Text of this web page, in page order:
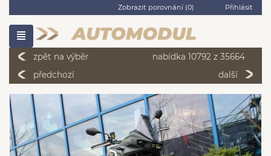
Zobrazit porovnání (0) Přihlásit
zpět na výběr
nabídka 10792 z 35664
předchozí
další